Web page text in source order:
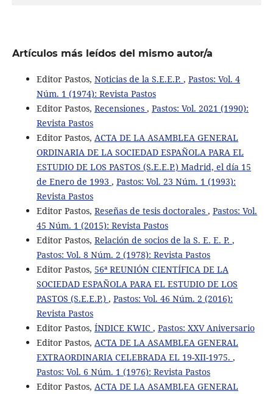
Artículos más leídos del mismo autor/a
Editor Pastos, Noticias de la S.E.E.P. , Pastos: Vol. 4
Núm. 1 (1974): Revista Pastos
Editor Pastos, Recensiones , Pastos: Vol. 2021 (1990):
Revista Pastos
Editor Pastos, ACTA DE LA ASAMBLEA GENERAL
ORDINARIA DE LA SOCIEDAD ESPAÑOLA PARA EL
ESTUDIO DE LOS PASTOS (S.E.E.P.) Madrid, el día 15
de Enero de 1993 , Pastos: Vol. 23 Núm. 1 (1993):
Revista Pastos
Editor Pastos, Reseñas de tesis doctorales , Pastos: Vol.
45 Núm. 1 (2015): Revista Pastos
Editor Pastos, Relación de socios de la S. E. E. P. ,
Pastos: Vol. 8 Núm. 2 (1978): Revista Pastos
Editor Pastos, 56ª REUNIÓN CIENTÍFICA DE LA
SOCIEDAD ESPAÑOLA PARA EL ESTUDIO DE LOS
PASTOS (S.E.E.P.) , Pastos: Vol. 46 Núm. 2 (2016):
Revista Pastos
Editor Pastos, ÍNDICE KWIC , Pastos: XXV Aniversario
Editor Pastos, ACTA DE LA ASAMBLEA GENERAL
EXTRAORDINARIA CELEBRADA EL 19-XII-1975. ,
Pastos: Vol. 6 Núm. 1 (1976): Revista Pastos
Editor Pastos, ACTA DE LA ASAMBLEA GENERAL